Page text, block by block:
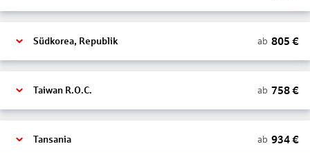
Südkorea, Republik ab 805 €
Taiwan R.O.C. ab 758€
Tansania ab 934€